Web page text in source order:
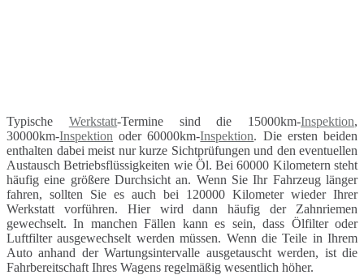
Typische Werkstatt-Termine sind die 15000km-Inspektion,
30000km-Inspektion oder 60000km-Inspektion. Die ersten beiden
enthalten dabei meist nur kurze Sichtprüfungen und den eventuellen
Austausch Betriebsflüssigkeiten wie Öl. Bei 60000 Kilometern steht
häufig eine größere Durchsicht an. Wenn Sie Ihr Fahrzeug länger
fahren, sollten Sie es auch bei 120000 Kilometer wieder Ihrer
Werkstatt vorführen. Hier wird dann häufig der Zahnriemen
gewechselt. In manchen Fällen kann es sein, dass Ölfilter oder
Luftfilter ausgewechselt werden müssen. Wenn die Teile in Ihrem
Auto anhand der Wartungsintervalle ausgetauscht werden, ist die
Fahrbereitschaft Ihres Wagens regelmäßig wesentlich höher.